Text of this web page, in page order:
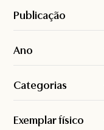
Publicação
Ano
Categorias
Exemplar físico